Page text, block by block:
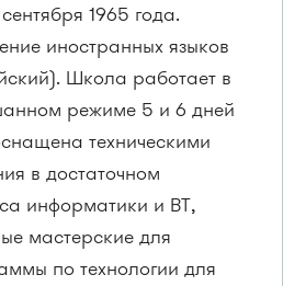
1965 года.
иностранных языков
Школа работает в
режиме 5 и 6 дней
техническими
в достаточном
информатики и ВТ,
мастерские для
по технологии для